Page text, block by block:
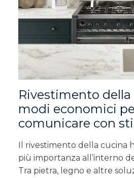
Rivestimento della
modi economici
comunicare con
Il rivestimento della cucina
più importanza all’interno
Tra pietra, legno e altre